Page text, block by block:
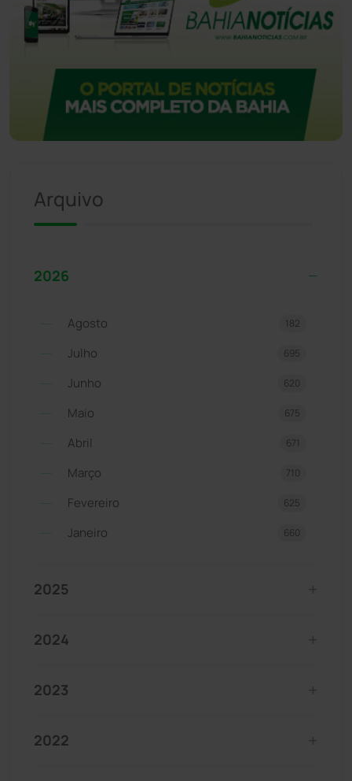
Arquivo
2026
Agosto 182
Julho 695
Junho 620
Maio 675
Abril 671
Março 710
Fevereiro 625
Janeiro 660
2025
2024
2023
2022